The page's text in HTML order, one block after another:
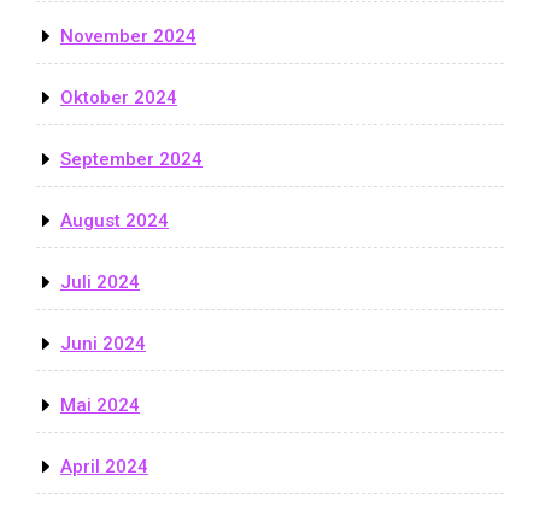
November 2024
Oktober 2024
September 2024
August 2024
Juli 2024
Juni 2024
Mai 2024
April 2024